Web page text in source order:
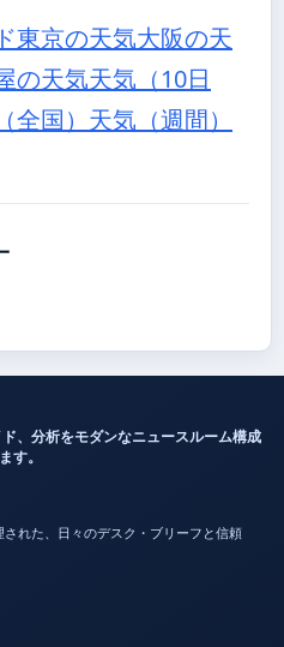
東京の天気大阪の天
の天気天気（10日
国） 天気（週間）
、分析をモダンなニュースルーム構成
す。
れた、日々のデスク・ブリーフと信頼